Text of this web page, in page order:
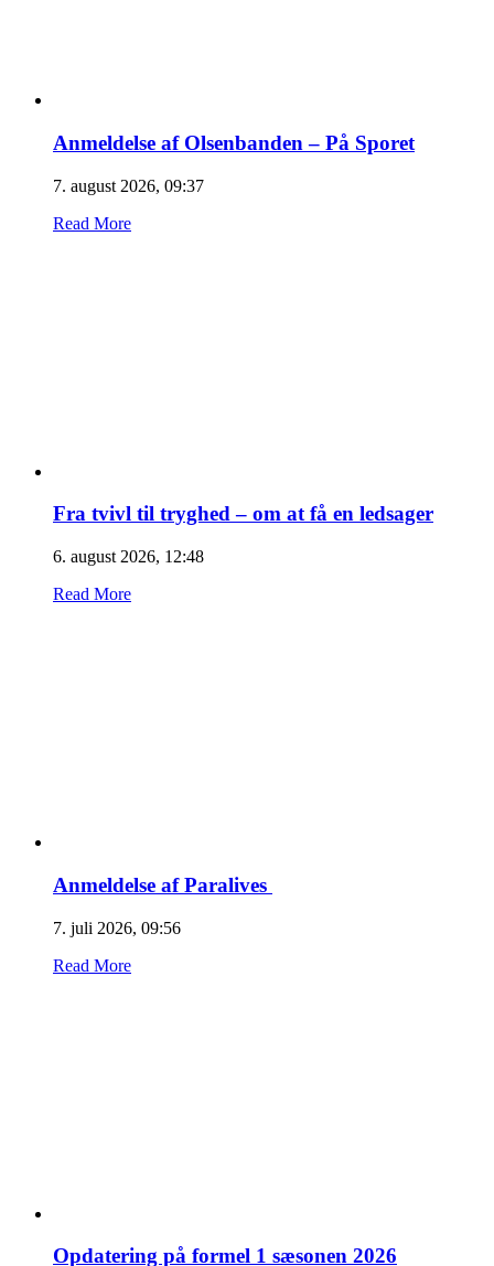
Anmeldelse af Olsenbanden – På Sporet
7. august 2026, 09:37
Read More
Fra tvivl til tryghed – om at få en ledsager
6. august 2026, 12:48
Read More
Anmeldelse af Paralives
7. juli 2026, 09:56
Read More
Opdatering på formel 1 sæsonen 2026